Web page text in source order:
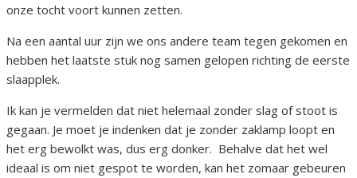
onze tocht voort kunnen zetten.
Na een aantal uur zijn we ons andere team tegen gekomen en
hebben het laatste stuk nog samen gelopen richting de eerste
slaapplek.
Ik kan je vermelden dat niet helemaal zonder slag of stoot is
gegaan. Je moet je indenken dat je zonder zaklamp loopt en
het erg bewolkt was, dus erg donker. Behalve dat het wel
ideaal is om niet gespot te worden, kan het zomaar gebeuren